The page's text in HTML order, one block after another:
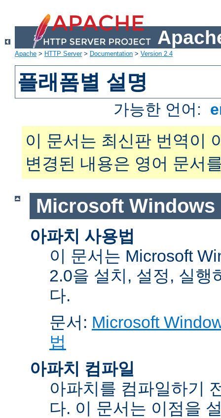
Apache > HTTP Server> Documentation > Version 2.4
플래폼별 설명
가능한 언어:
이 문서는 최신판 번역이
변경된 내용은 영어 문서
Microsoft Windows
아파치 사용법
이 문서는 Microsoft
2.0을 설치, 설정, 실행
다.
문서: Microsoft
법
아파치 컴파일
아파치를 컴파일하기
다. 이 문서는 이점을